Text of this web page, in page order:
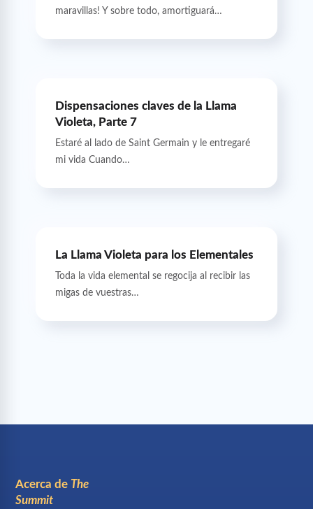
maravillas! Y sobre todo, amortiguará…
Dispensaciones claves de la Llama
Violeta, Parte 7
Estaré al lado de Saint Germain y le entregaré
mi vida Cuando…
La Llama Violeta para los Elementales
Toda la vida elemental se regocija al recibir las
migas de vuestras…
Acerca de The
Summit